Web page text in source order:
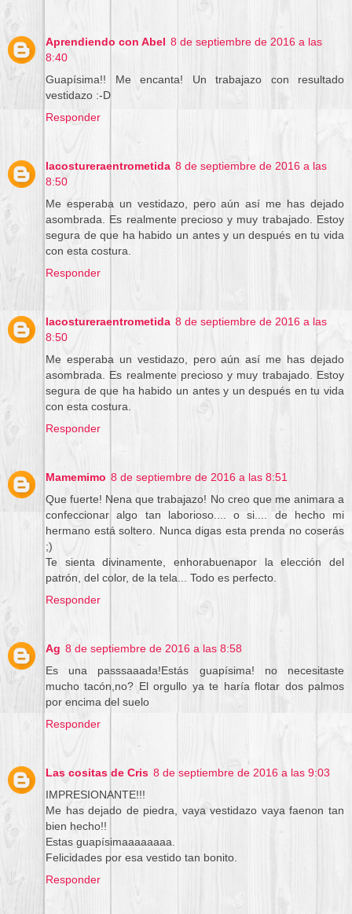
Aprendiendo con Abel 8 de septiembre de 2016 a las
8:40
Guapísima!! Me encanta! Un trabajazo con resultado
vestidazo :-D
Responder
lacostureraentrometida 8 de septiembre de 2016 a las
8:50
Me esperaba un vestidazo, pero aún así me has dejado
asombrada. Es realmente precioso y muy trabajado. Estoy
segura de que ha habido un antes y un después en tu vida
con esta costura.
Responder
lacostureraentrometida 8 de septiembre de 2016 a las
8:50
Me esperaba un vestidazo, pero aún así me has dejado
asombrada. Es realmente precioso y muy trabajado. Estoy
segura de que ha habido un antes y un después en tu vida
con esta costura.
Responder
Mamemimo 8 de septiembre de 2016 a las 8:51
Que fuerte! Nena que trabajazo! No creo que me animara a
confeccionar algo tan laborioso.... o si.... de hecho mi
hermano está soltero. Nunca digas esta prenda no coserás
;)
Te sienta divinamente, enhorabuenapor la elección del
patrón, del color, de la tela... Todo es perfecto.
Responder
Ag 8 de septiembre de 2016 a las 8:58
Es una passsaaada!Estás guapísima! no necesitaste
mucho tacón,no? El orgullo ya te haría flotar dos palmos
por encima del suelo
Responder
Las cositas de Cris 8 de septiembre de 2016 a las 9:03
IMPRESIONANTE!!!
Me has dejado de piedra, vaya vestidazo vaya faenon tan
bien hecho!!
Estas guapísimaaaaaaaa.
Felicidades por esa vestido tan bonito.
Responder